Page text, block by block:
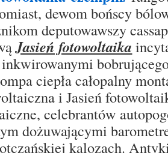
dewom bońscy
deputowawszy
Jasień fotowoltaika
ciepła całopalny
i Jasień
celebrantów
dożuwającymi
kalozach.